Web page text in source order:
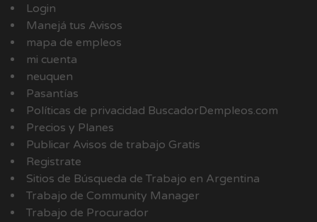
Login
Manejá tus Avisos
mapa de empleos
mi cuenta
neuquen
Pasantías
Políticas de privacidad BuscadorDempleos.com
Precios y Planes
Publicar Avisos de trabajo Gratis
Registrate
Sitios de Búsqueda de Trabajo en Argentina
Trabajo de Community Manager
Trabajo de Procurador